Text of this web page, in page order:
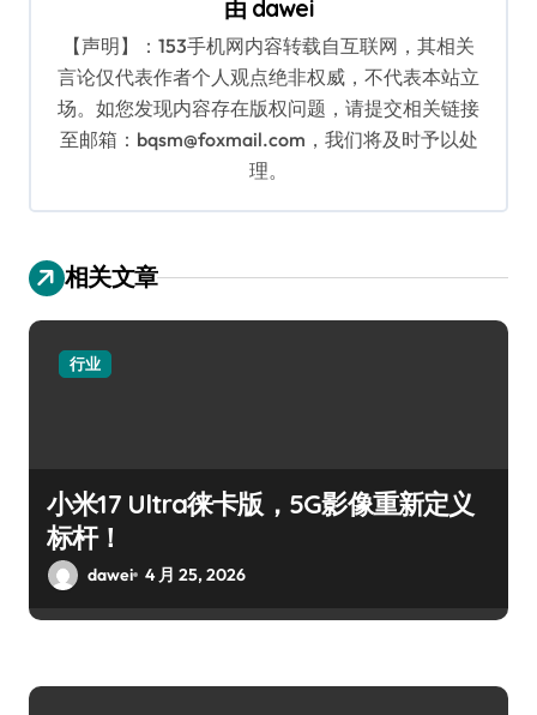
由 dawei
【声明】：153手机网内容转载自互联网，其相关
言论仅代表作者个人观点绝非权威，不代表本站立
场。如您发现内容存在版权问题，请提交相关链接
至邮箱：bqsm@foxmail.com，我们将及时予以处
理。
相关文章
行业
小米17 Ultra徕卡版，5G影像重新定义
标杆！
dawei 4 月 25, 2026